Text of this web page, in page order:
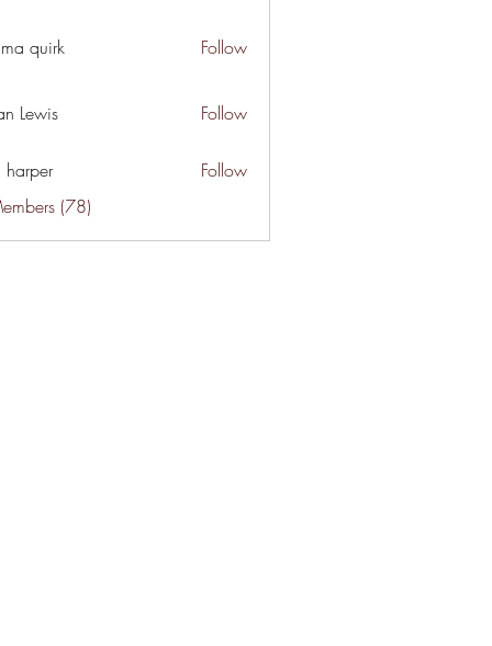
quirk Follow
Lewis Follow
harper
Follow
(78)